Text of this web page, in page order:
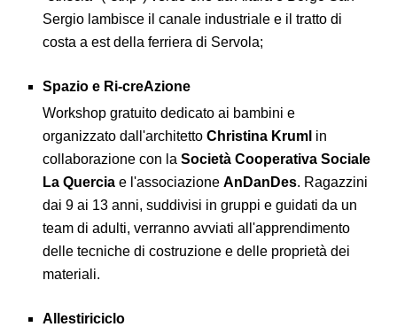
Sergio lambisce il canale industriale e il tratto di
costa a est della ferriera di Servola;
Spazio e Ri-creAzione
Workshop gratuito dedicato ai bambini e
organizzato dall'architetto Christina Kruml in
collaborazione con la Società Cooperativa Sociale
La Querciae l'associazione AnDanDes. Ragazzini
dai 9 ai 13 anni, suddivisi in gruppi e guidati da un
team di adulti, verranno avviati all'apprendimento
delle tecniche di costruzione e delle proprietà dei
materiali.
Allestiriciclo